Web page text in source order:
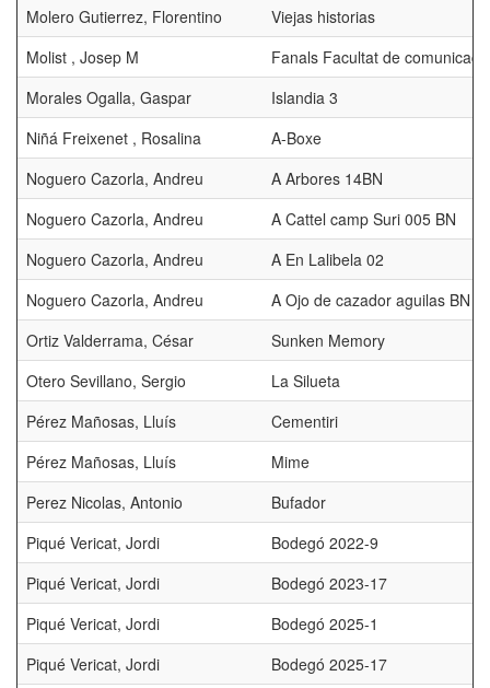
Molero Gutierrez, Florentino
Viejas historias
Molist , Josep M
Fanals Facultat de
Morales Ogalla, Gaspar
Islandia 3
Niñá Freixenet , Rosalina
A-Boxe
Noguero Cazorla, Andreu
A Arbores 14BN
Noguero Cazorla, Andreu
A Cattel camp Suri 005 BN
Noguero Cazorla, Andreu
A En Lalibela 02
Noguero Cazorla, Andreu
A Ojo de cazador aguilas BN
Ortiz Valderrama, César
Sunken Memory
Otero Sevillano, Sergio
La Silueta
Pérez Mañosas, Lluís
Cementiri
Pérez Mañosas, Lluís
Mime
Perez Nicolas, Antonio
Bufador
Piqué Vericat, Jordi
Bodegó 2022-9
Piqué Vericat, Jordi
Bodegó 2023-17
Piqué Vericat, Jordi
Bodegó 2025-1
Piqué Vericat, Jordi
Bodegó 2025-17